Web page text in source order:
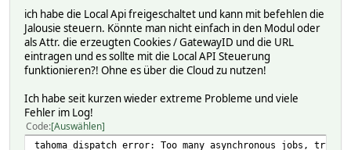
my $token_url = "${local_url}config/$pod/local/
my %token_headers = (
'Content-Type' => 'application/json',
'Cookie' => "JSESSIONID=$session_id"
);
HttpUtils_NonblockingGet({
timeout => 10,
noshutdown => 1,
hash => $hash,
ich habe die Local Api freigeschaltet und kann mit befehlen die
Jalousie steuern. Könnte man nicht einfach in den Modul oder
als Attr. die erzeugten Cookies / GatewayID und die URL
eintragen und es sollte mit die Local API Steuerung
funktionieren?! Ohne es über die Cloud zu nutzen!
Ich habe seit kurzen wieder extreme Probleme und viele
Fehler im Log!
Code Auswählen
tahoma_dispatch error: Too many asynchronous jobs,